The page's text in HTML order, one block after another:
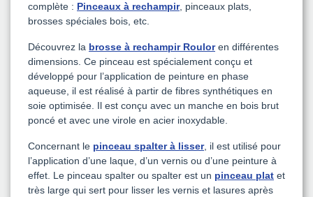
complète : Pinceaux à rechampir, pinceaux plats,
brosses spéciales bois, etc.
Découvrez la brosse à rechampir Rouloren différentes
dimensions. Ce pinceau est spécialement conçu et
développé pour l’application de peinture en phase
aqueuse, il est réalisé à partir de fibres synthétiques en
soie optimisée. Il est conçu avec un manche en bois brut
poncé et avec une virole en acier inoxydable.
Concernant le pinceau spalter à lisser, il est utilisé pour
l’application d’une laque, d’un vernis ou d’une peinture à
effet. Le pinceau spalter ou spalter est un pinceau plat et
très large qui sert pour lisser les vernis et lasures après